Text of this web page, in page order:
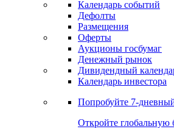
Календарь событий
Дефолты
Размещения
Оферты
Аукционы госбумаг
Денежный рынок
Дивидендный
Календарь инвестора
Попробуйте 7-
Откройте глобальную